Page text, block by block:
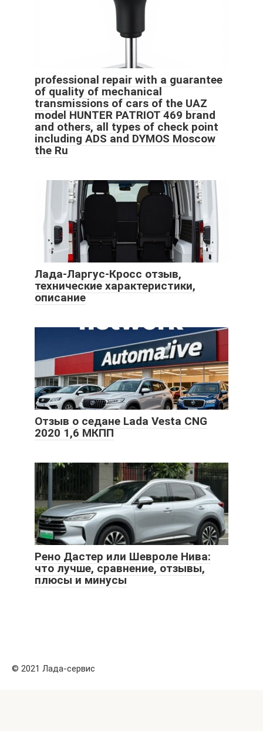
professional repair with a guarantee
of quality of mechanical
transmissions of cars of the UAZ
model HUNTER PATRIOT 469 brand
and others, all types of check point
including ADS and DYMOS Moscow
the Ru
Лада-Ларгус-Кросс отзыв,
технические характеристики,
описание
Отзыв о седане Lada Vesta CNG
2020 1,6 МКПП
Рено Дастер или Шевроле Нива:
что лучше, сравнение, отзывы,
плюсы и минусы
© 2021 Лада-сервис